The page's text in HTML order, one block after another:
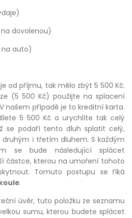
dovolenou)
na auto)
od příjmu, tak mělo zbýt 5 500 Kč.
(5 500 Kč) použijte na splacení
našem případě je to kreditní karta.
5 500 Kč a urychlíte tak celý
se podaří tento dluh splatit celý,
i třetím dluhem. S každým
se bude následující splácet
částce, kterou na umoření tohoto
Tomuto postupu se říká
.
úvěr, tuto položku ze seznamu
sumu, kterou budete splácet